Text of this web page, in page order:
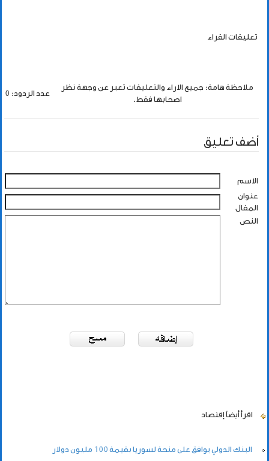
تعليقات القراء
ملاحظة هامة: جميع الاراء والتعليقات تعبر عن وجهة نظر
اصحابها فقط.
عدد الردود: 0
أضف تعليق
الاسم
عنوان
المقال
النص
اقرأ أيضاً إقتصاد
البنك الدولي يوافق على منحة لسوريا بقيمة 100 مليون دولار